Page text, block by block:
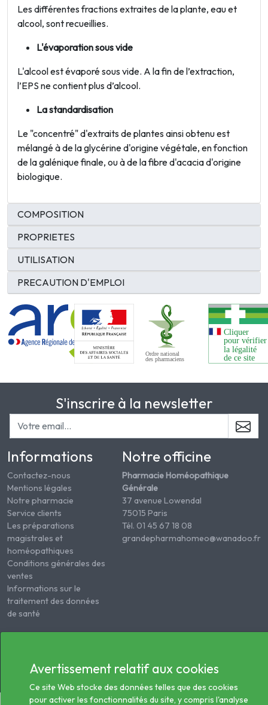
Les différentes fractions extraites de la plante, eau et
alcool, sont recueillies.
L'évaporation sous vide
L'alcool est évaporé sous vide. A la fin de l’extraction,
l’EPS ne contient plus d’alcool.
La standardisation
Le "concentré" d'extraits de plantes ainsi obtenu est
mélangé à de la glycérine d'origine végétale, en fonction
de la galénique finale, ou à de la fibre d'acacia d'origine
biologique.
COMPOSITION
PROPRIETES
UTILISATION
PRECAUTION D'EMPLOI
S'inscrire à la newsletter
Informations
Contactez-nous
Mentions légales
Notre pharmacie
Service clients
Les préparations
magistrales et
homéopathiques
Conditions générales des
ventes
Informations sur le
traitement des données
de santé
Notre officine
Pharmacie Homéopathique
Générale
37 avenue Lowendal
75015 Paris
Tél. 01 45 67 18 08
grandepharmahomeo@wanadoo.fr
Avertissement relatif aux cookies
Ce site Web stocke des données telles que des cookies
pour activer les fonctionnalités du site, y compris l'analyse